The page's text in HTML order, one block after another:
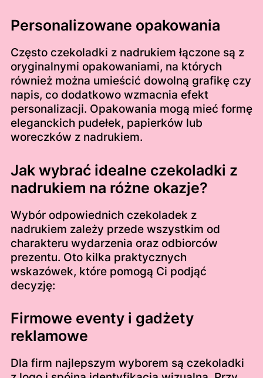
Personalizowane opakowania
Często czekoladki z nadrukiem łączone są z
oryginalnymi opakowaniami, na których
również można umieścić dowolną grafikę czy
napis, co dodatkowo wzmacnia efekt
personalizacji. Opakowania mogą mieć formę
eleganckich pudełek, papierków lub
woreczków z nadrukiem.
Jak wybrać idealne czekoladki z
nadrukiem na różne okazje?
Wybór odpowiednich czekoladek z
nadrukiem zależy przede wszystkim od
charakteru wydarzenia oraz odbiorców
prezentu. Oto kilka praktycznych
wskazówek, które pomogą Ci podjąć
decyzję:
Firmowe eventy i gadżety
reklamowe
Dla firm najlepszym wyborem są czekoladki